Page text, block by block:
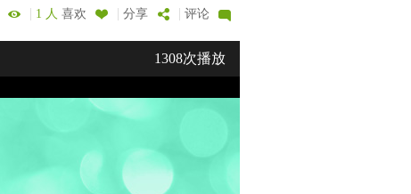
| 1 人 喜欢 | 分享 | 评论
1308次播放